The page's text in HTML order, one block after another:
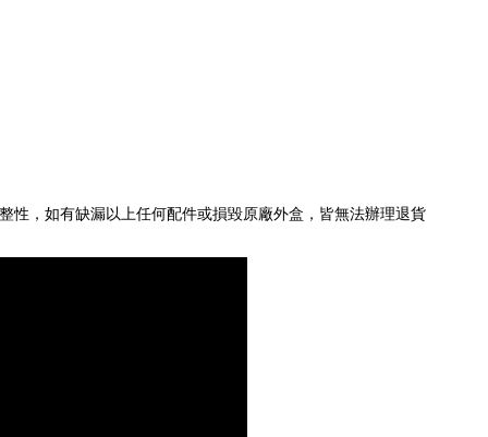
性，如有缺漏以上任何配件或損毀原廠外盒，皆無法辦理退貨